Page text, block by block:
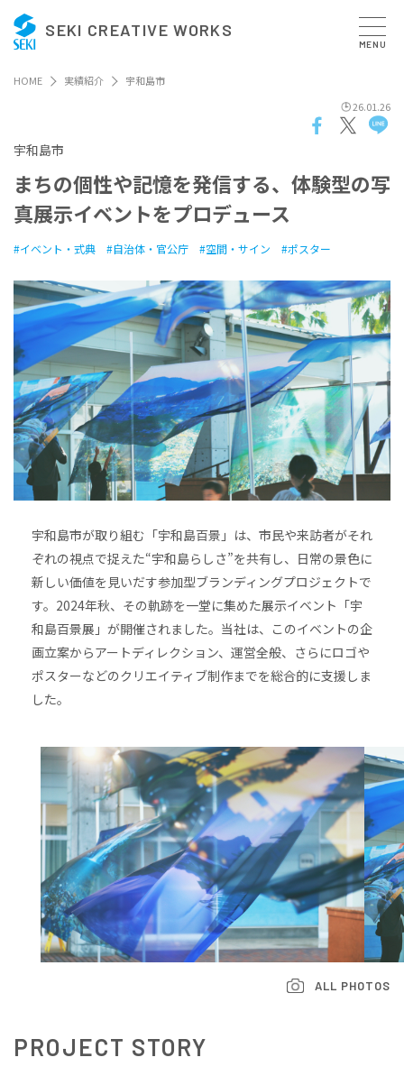
SEKI CREATIVE WORKS
MENU
HOME 実績紹介
宇和島市
26.01.26
宇和島市
まちの個性や記憶を発信する、 体験型の写
真展示イベン トをプロデュース
イベント・式典 自治体・官公庁 空間・サイン ポスター
宇和島市が取り組む「宇和島百景」は、市民や来訪者がそれ
ぞれの視点で捉えた“宇和島らしさ”を共有し、日常の景色に
新しい価値を見いだす参加型ブランディングプロジェクトで
す。2024年秋、その軌跡を一堂に集めた展示イベント「宇
和島百景展」が開催されました。当社は、このイベントの企
画立案からアートディレクション、運営全般、さらにロゴや
ポスターなどのクリエイティブ制作までを総合的に支援しま
した。
ALL PHOTOS
PROJECT STORY